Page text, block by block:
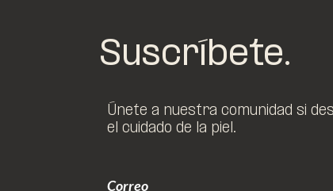
Suscríbete.
Únete a nuestra comunidad si
el cuidado de la piel.